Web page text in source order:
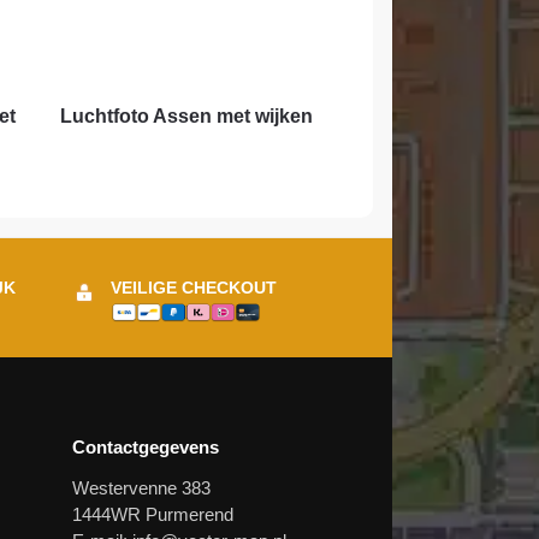
Luchtfoto Assen met wijken
VEILIGE CHECKOUT
Contactgegevens
Westervenne 383
1444WR Purmerend